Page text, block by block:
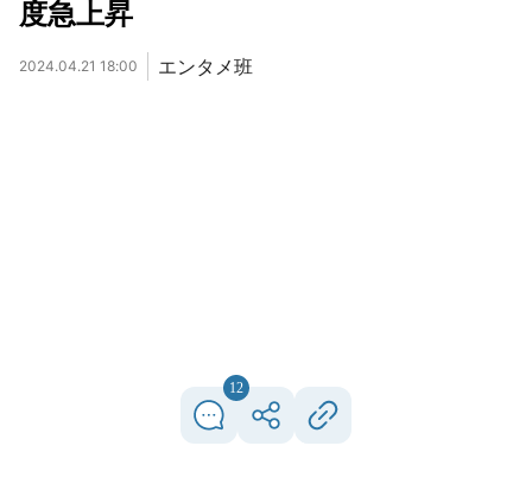
度急上昇
2024.04.21 18:00 エンタメ班
12